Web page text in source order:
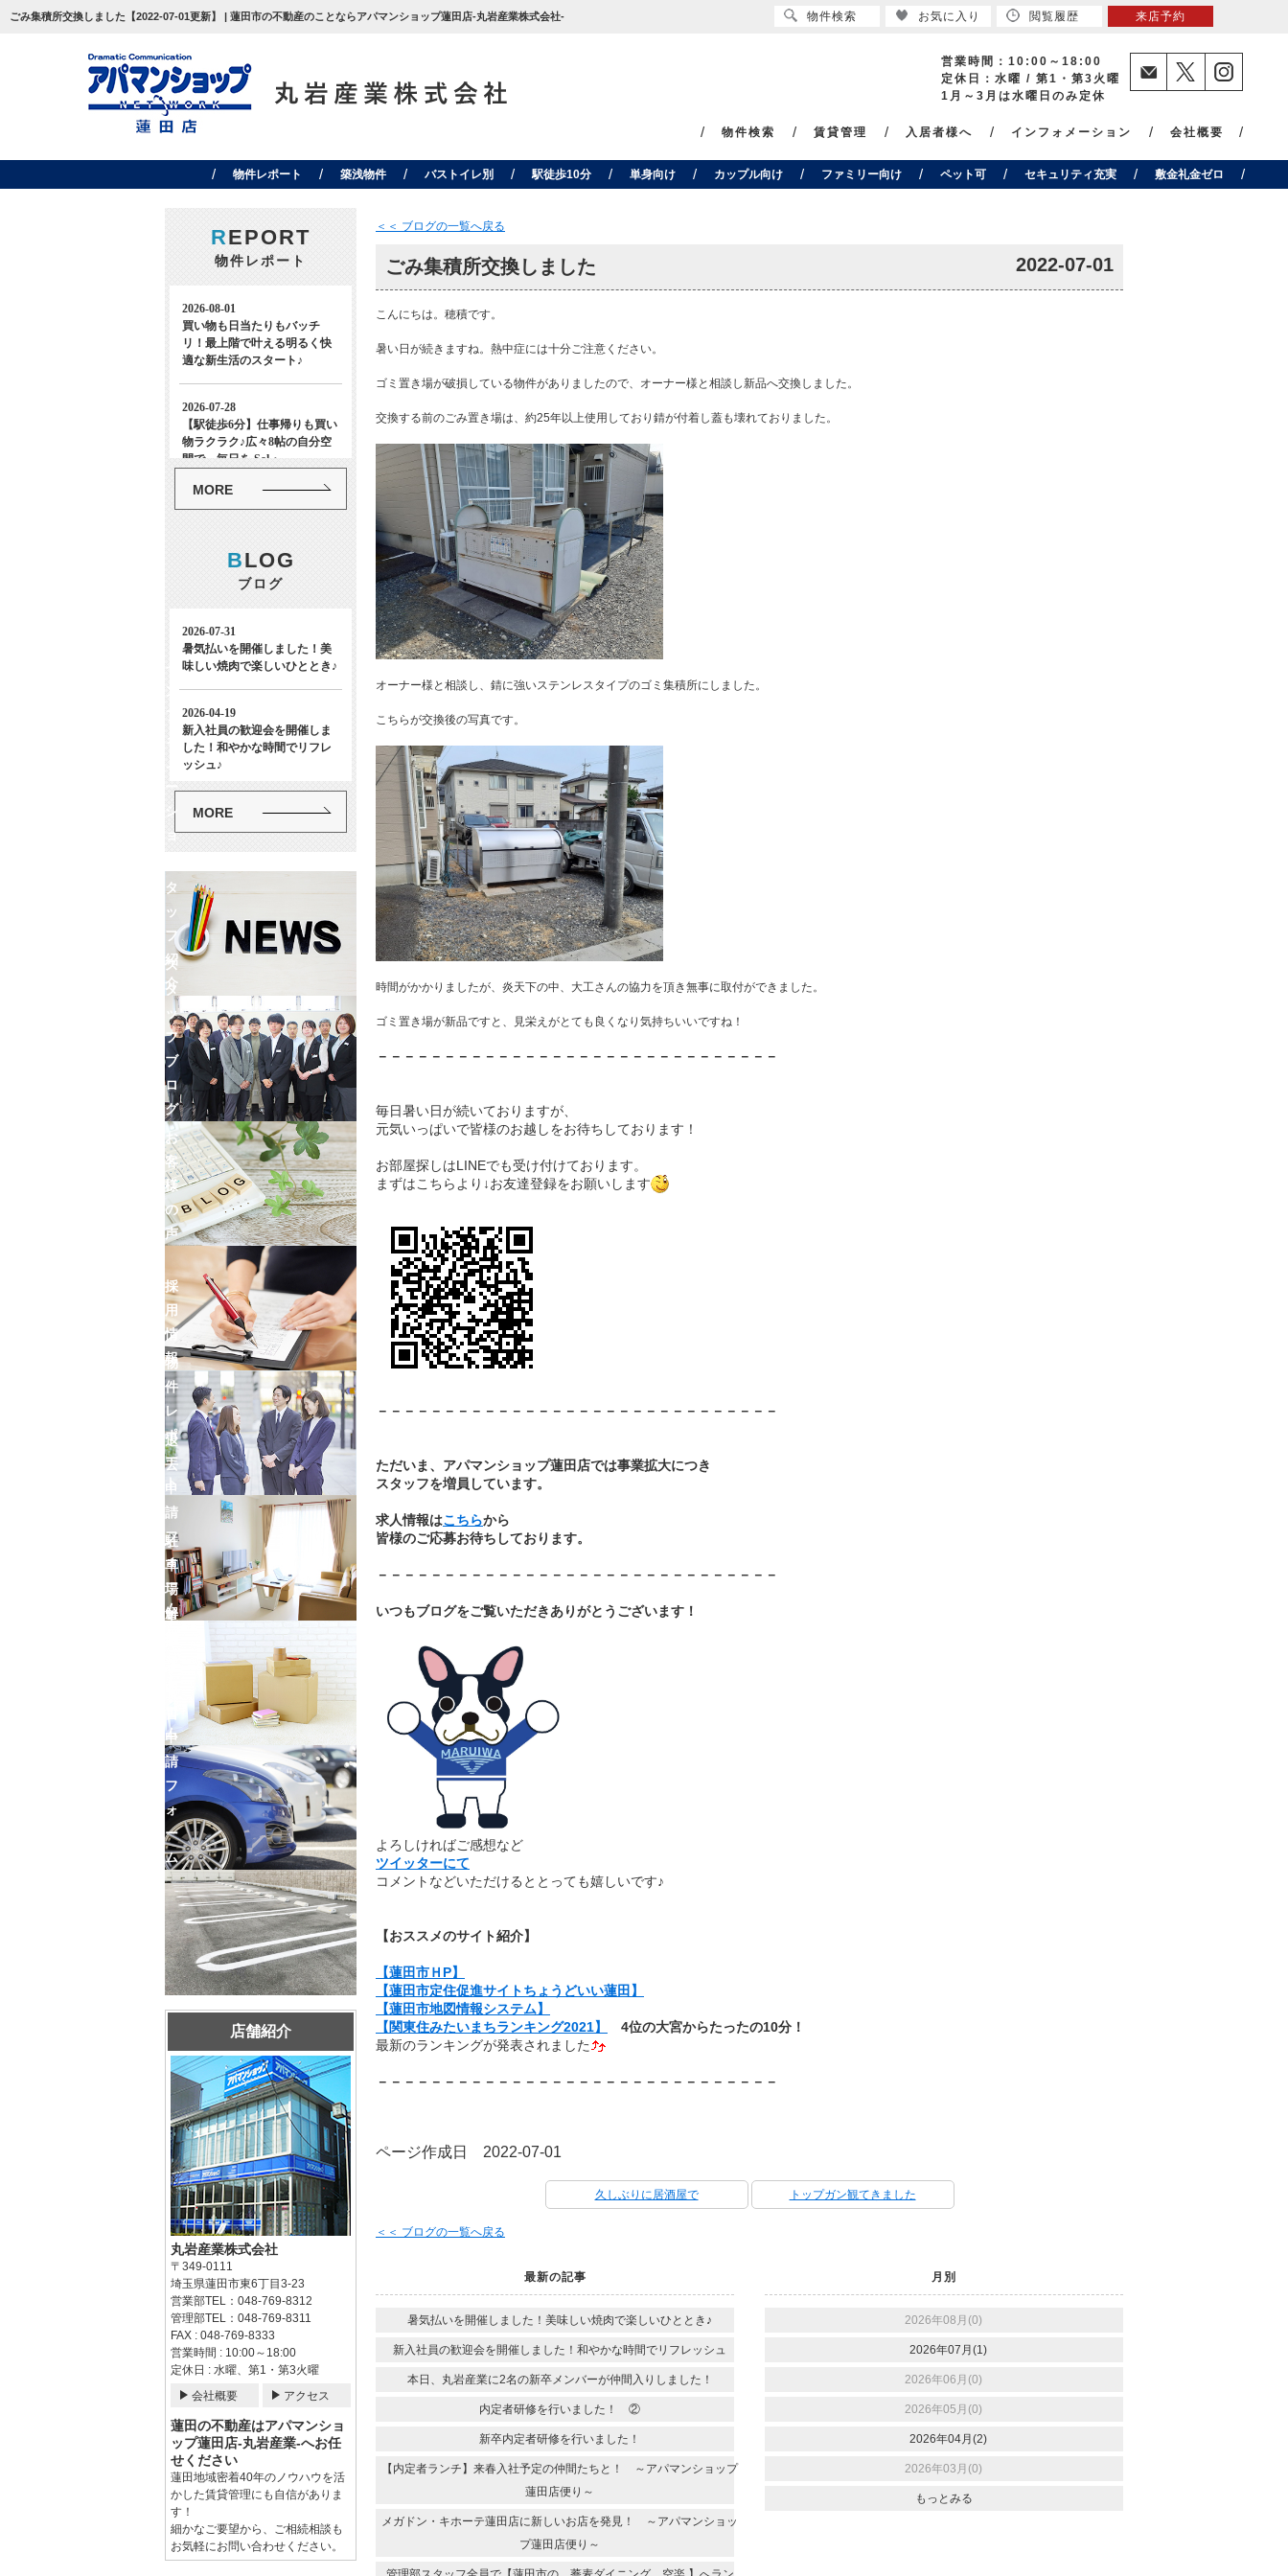
ごみ集積所交換しました【2022-07-01更新】 | 蓮田市の不動産のことならアパマンショップ蓮田店-丸岩産業株式会社-
営業時間：10:00～18:00
定休日：水曜 / 第1・第3火曜
1月～3月は水曜日のみ定休
物件検索 賃貸管理 入居者様へ インフォメーション 会社概要
物件レポート 築浅物件 バストイレ別 駅徒歩10分 単身向け カップル向け ファミリー向け ペット可 セキュリティ充実 敷金礼金ゼロ
＜＜ ブログの一覧へ戻る
ごみ集積所交換しました 2022-07-01
こんにちは。穂積です。
暑い日が続きますね。熱中症には十分ご注意ください。
ゴミ置き場が破損している物件がありましたので、オーナー様と相談し新品へ交換しました。
交換する前のごみ置き場は、約25年以上使用しており錆が付着し蓋も壊れておりました。
オーナー様と相談し、錆に強いステンレスタイプのゴミ集積所にしました。
こちらが交換後の写真です。
時間がかかりましたが、炎天下の中、大工さんの協力を頂き無事に取付ができました。
ゴミ置き場が新品ですと、見栄えがとても良くなり気持ちいいですね！
－－－－－－－－－－－－－－－－－－－－－－－－－－－－－－
毎日暑い日が続いておりますが、
元気いっぱいで皆様のお越しをお待ちしております！
お部屋探しはLINEでも受け付けております。
まずはこちらより↓お友達登録をお願いします
－－－－－－－－－－－－－－－－－－－－－－－－－－－－－－
ただいま、アパマンショップ蓮田店では事業拡大につき
スタッフを増員しています。
求人情報はこちらから
皆様のご応募お待ちしております。
－－－－－－－－－－－－－－－－－－－－－－－－－－－－－－
いつもブログをご覧いただきありがとうございます！
よろしければご感想など
ツイッターにて
コメントなどいただけるととっても嬉しいです♪
【おススメのサイト紹介】
【蓮田市ＨP】
【蓮田市定住促進サイトちょうどいい蓮田】
【蓮田市地図情報システム】
【関東住みたいまちランキング2021】
4位の大宮からたったの10分！
最新のランキングが発表されました
－－－－－－－－－－－－－－－－－－－－－－－－－－－－－－
ページ作成日 2022-07-01
久しぶりに居酒屋で トップガン観てきました
＜＜ ブログの一覧へ戻る
最新の記事
暑気払いを開催しました！美味しい焼肉で楽しいひととき♪
新入社員の歓迎会を開催しました！和やかな時間でリフレッシュ
本日、丸岩産業に2名の新卒メンバーが仲間入りしました！
内定者研修を行いました！ ②
新卒内定者研修を行いました！
【内定者ランチ】来春入社予定の仲間たちと！ ～アパマンショップ
蓮田店便り～
メガドン・キホーテ蓮田店に新しいお店を発見！ ～アパマンショッ
プ蓮田店便り～
月別
2026年08月(0)
2026年07月(1)
2026年06月(0)
2026年05月(0)
2026年04月(2)
2026年03月(0)
もっとみる
REPORT
物件レポート
MORE
BLOG
ブログ
MORE
イ
ン
ー
シ
ョ
タ
ッ
フ
紹
介
ス
タ
ッ
フ
ブ
ロ
グ
お
客
様
の
声
採
用
情
報
物
件
レ
ポ
ー
ト
退
去
申
請
フ
ォ
ー
ム
駐
車
場
解
ム
車
申
請
フ
ォ
ー
ム
店舗紹介
丸岩産業株式会社
〒349-0111
埼玉県蓮田市東6丁目3-23
営業部TEL：048-769-8312
管理部TEL：048-769-8311
FAX : 048-769-8333
営業時間 : 10:00～18:00
定休日 : 水曜、第1・第3火曜
会社概要
アクセス
蓮田の不動産はアパマンショ
ップ蓮田店-丸岩産業-へお任
せください
蓮田地域密着40年のノウハウを活
かした賃貸管理にも自信がありま
す！
細かなご要望から、ご相続相談も
お気軽にお問い合わせください。
物件検索 お気に入り 閲覧履歴 来店予約